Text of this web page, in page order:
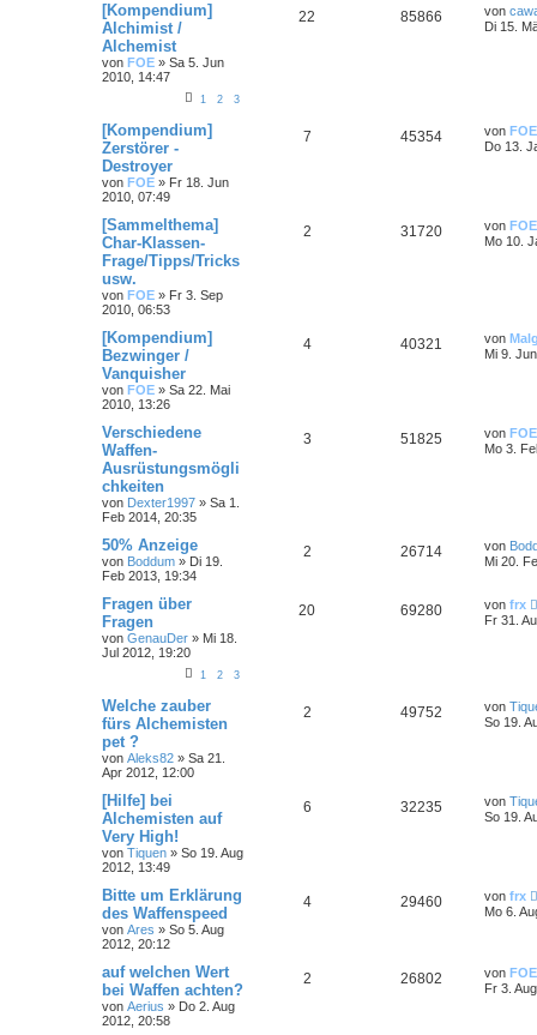
[Kompendium]
Alchimist /
Alchemist
von FOE » Sa 5. Jun
2010, 14:47
1 2 3
22 85866 von
Di 15.
[Kompendium]
Zerstörer -
Destroyer
von FOE » Fr 18. Jun
2010, 07:49
7 45354 von FOE
Do 13.
[Sammelthema]
Char-Klassen-
Frage/Tipps/Tricks
usw.
von FOE » Fr 3. Sep
2010, 06:53
2 31720 von FOE
Mo 10.
[Kompendium]
Bezwinger /
Vanquisher
von FOE » Sa 22. Mai
2010, 13:26
4 40321 von
Mi 9.
Verschiedene
Waffen-
Ausrüstungsmögli
chkeiten
von Dexter1997 » Sa 1.
Feb 2014, 20:35
3 51825 von FOE
Mo 3.
50% Anzeige
von Boddum » Di 19.
Feb 2013, 19:34
2 26714 von
Mi 20.
Fragen über
Fragen
von GenauDer » Mi 18.
Jul 2012, 19:20
1 2 3
20 69280 von frx
Fr 31.
Welche zauber
fürs Alchemisten
pet ?
von Aleks82 » Sa 21.
Apr 2012, 12:00
2 49752 von
So 19.
[Hilfe] bei
Alchemisten auf
Very High!
von Tiquen » So 19. Aug
2012, 13:49
6 32235 von
So 19.
Bitte um Erklärung
des Waffenspeed
von Ares » So 5. Aug
2012, 20:12
4 29460 von frx
Mo 6.
auf welchen Wert
bei Waffen achten?
von Aerius » Do 2. Aug
2012, 20:58
2 26802 von FOE
Fr 3.